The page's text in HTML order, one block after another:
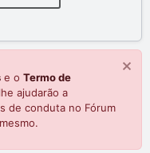
e o Termo de
ajudarão a
de conduta no Fórum